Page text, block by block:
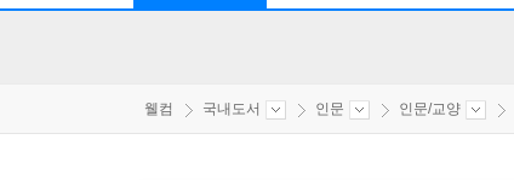
웰컴 국내도서 인문 인문/교양